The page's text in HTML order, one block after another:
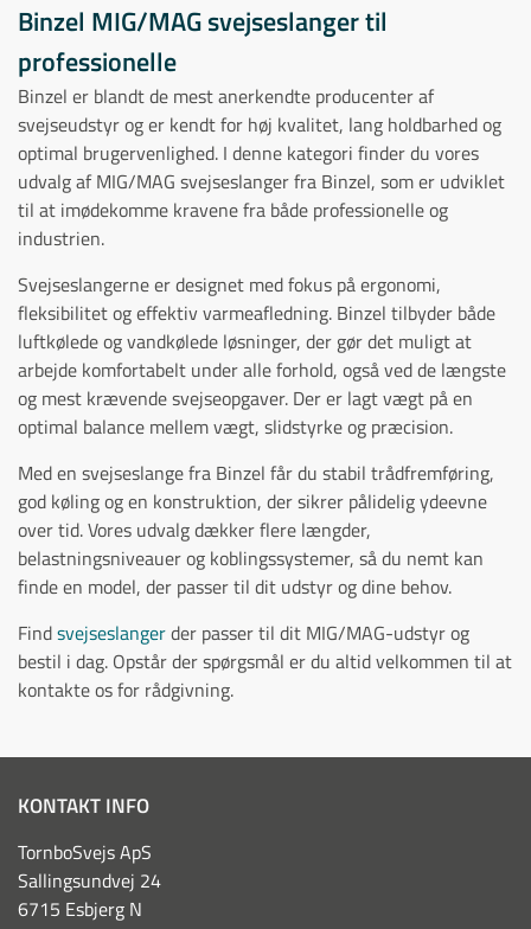
Binzel MIG/MAG svejseslanger til
professionelle
Binzel er blandt de mest anerkendte producenter af
svejseudstyr og er kendt for høj kvalitet, lang holdbarhed og
optimal brugervenlighed. I denne kategori finder du vores
udvalg af MIG/MAG svejseslanger fra Binzel, som er udviklet
til at imødekomme kravene fra både professionelle og
industrien.
Svejseslangerne er designet med fokus på ergonomi,
fleksibilitet og effektiv varmeafledning. Binzel tilbyder både
luftkølede og vandkølede løsninger, der gør det muligt at
arbejde komfortabelt under alle forhold, også ved de længste
og mest krævende svejseopgaver. Der er lagt vægt på en
optimal balance mellem vægt, slidstyrke og præcision.
Med en svejseslange fra Binzel får du stabil trådfremføring,
god køling og en konstruktion, der sikrer pålidelig ydeevne
over tid. Vores udvalg dækker flere længder,
belastningsniveauer og koblingssystemer, så du nemt kan
finde en model, der passer til dit udstyr og dine behov.
Findsvejseslangerder passer til dit MIG/MAG-udstyr og
bestil i dag. Opstår der spørgsmål er du altid velkommen til at
kontakte os for rådgivning.
KONTAKT INFO
TornboSvejs ApS
Sallingsundvej 24
6715 Esbjerg N